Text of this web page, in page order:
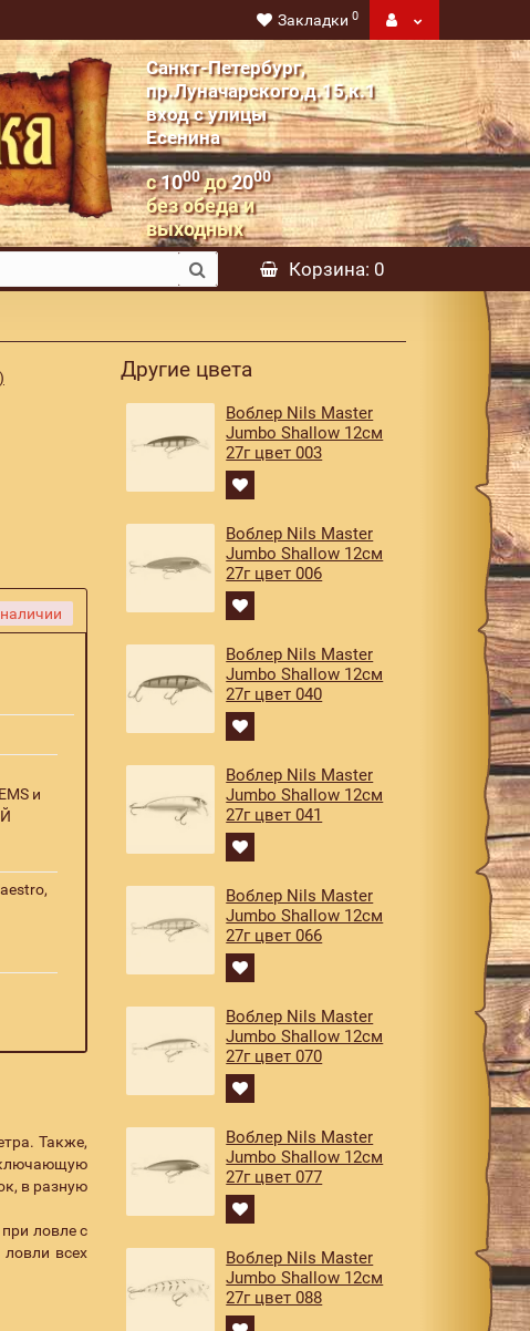
Закладки 0
Санкт-Петербург,
пр.Луначарского,д.15,к.1
вход с улицы
Есенина
с1000до2000
без обеда и
выходных
Корзина: 0
и
Также,
в разную
ловле с
всех
Другие цвета
Воблер Nils Master
Jumbo Shallow 12см
27г цвет 003
Воблер Nils Master
Jumbo Shallow 12см
27г цвет 006
Воблер Nils Master
Jumbo Shallow 12см
27г цвет 040
Воблер Nils Master
Jumbo Shallow 12см
27г цвет 041
Воблер Nils Master
Jumbo Shallow 12см
27г цвет 066
Воблер Nils Master
Jumbo Shallow 12см
27г цвет 070
Воблер Nils Master
Jumbo Shallow 12см
27г цвет 077
Воблер Nils Master
Jumbo Shallow 12см
27г цвет 088